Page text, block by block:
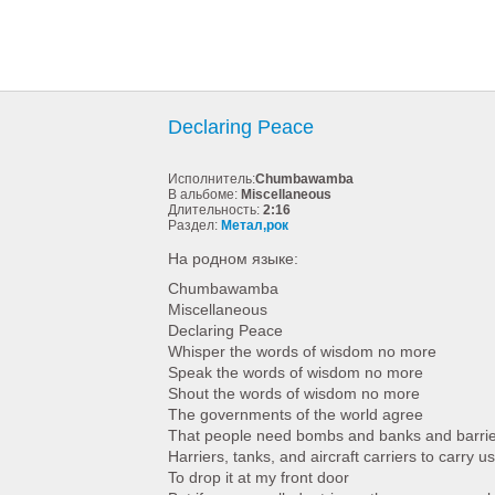
Declaring Peace
Исполнитель:Chumbawamba
В альбоме: Miscellaneous
Длительность: 2:16
Раздел: Метал,рок
На родном языке:
Chumbawamba
Miscellaneous
Declaring Peace
Whisper the words of wisdom no more
Speak the words of wisdom no more
Shout the words of wisdom no more
The governments of the world agree
That people need bombs and banks and
Harriers, tanks, and aircraft carriers to carry
To drop it at my front door